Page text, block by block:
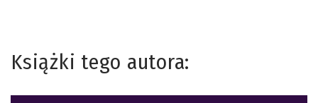
Książki tego autora: